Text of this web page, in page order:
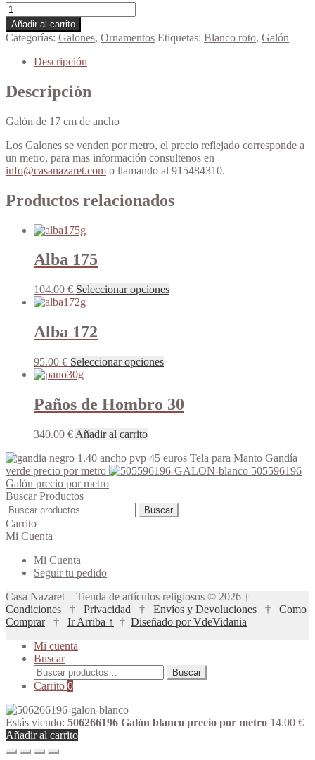
506266196
Galón
blanco
precio
cantidad
Añadir al carrito
Categorías: Galones, Ornamentos Etiquetas: Blanco roto, Galón
Descripción
Descripción
Galón de 17 cm de ancho
Los Galones se venden por metro, el precio reflejado corresponde a
un metro, para mas información consultenos en
info@casanazaret.com o llamando al 915484310.
Productos relacionados
Alba 175
104.00 € Seleccionar opcionesEste
elegir
en
producto
Alba 172
95.00 € Seleccionar opcionesEste
múltiples
variantes.
pueden
elegir
página
Paños de Hombro 30
340.00 € Añadir al carrito
Tela para Manto Gandía
verde precio por metro
505596196
Galón precio por metro
Buscar Productos
Buscar
por:
Buscar
Carrito
Mi Cuenta
Mi Cuenta
Seguir tu pedido
Casa Nazaret – Tienda de artículos religiosos © 2026 †
Condiciones † Privacidad † Envíos y Devoluciones † Como
Comprar† Ir Arriba ↑ † Diseñado por VdeVidania
Mi cuenta
Buscar
Buscar
por:
Buscar
Carrito 0
Estás viendo: 506266196 Galón blanco precio por metro 14.00 €
Añadir al carrito